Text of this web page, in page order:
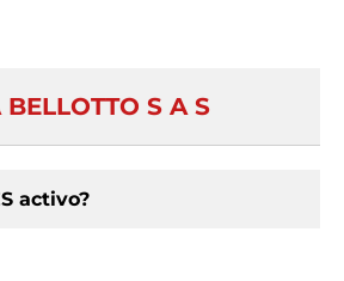
BELLOTTO S A S
activo?